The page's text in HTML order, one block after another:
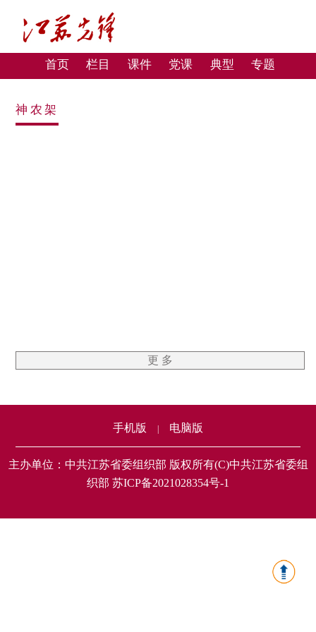
首页 栏目 课件 党课 典型 专题
神农架
更 多
手机版 电脑版
主办单位：中共江苏省委组织部 版权所有(C)中共江苏省委组
织部 苏ICP备2021028354号-1